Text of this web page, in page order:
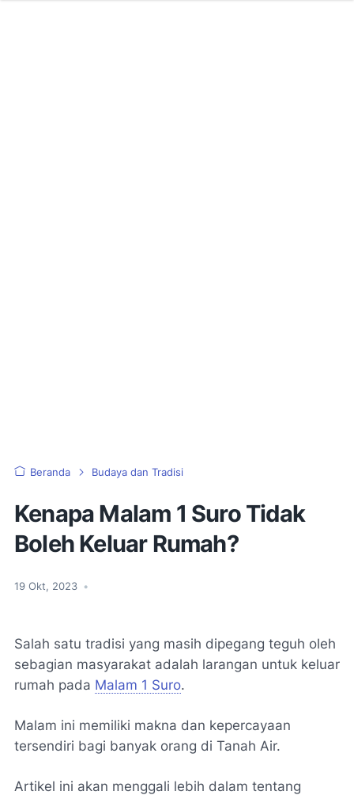
Beranda Budaya dan Tradisi
Kenapa Malam 1 Suro Tidak
Boleh Keluar Rumah?
19 Okt, 2023 •
Salah satu tradisi yang masih dipegang teguh oleh
sebagian masyarakat adalah larangan untuk keluar
rumah pada Malam 1 Suro.
Malam ini memiliki makna dan kepercayaan
tersendiri bagi banyak orang di Tanah Air.
Artikel ini akan menggali lebih dalam tentang